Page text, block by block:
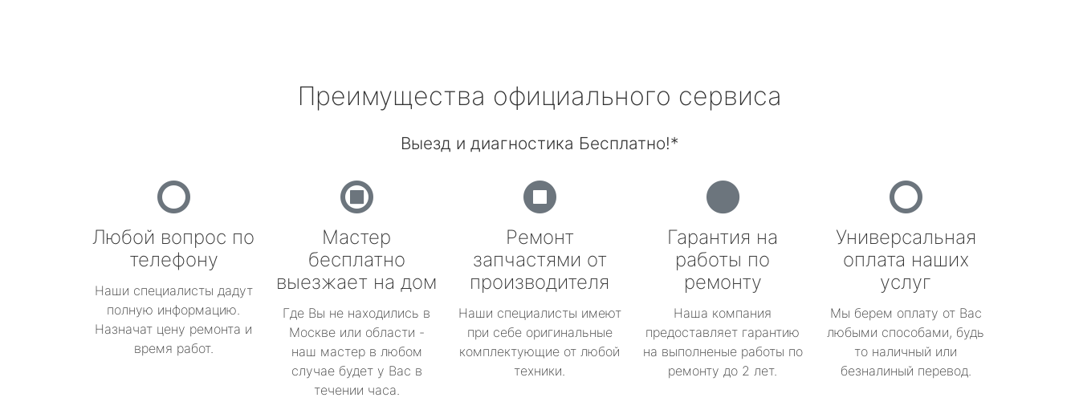
Преимущества официального сервиса
Выезд и диагностика Бесплатно!*
Любой вопрос по
телефону
Наши специалисты дадут
полную информацию.
Назначат цену ремонта и
время работ.
Мастер
бесплатно
выезжает на дом
Где Вы не находились в
Москве или области -
наш мастер в любом
случае будет у Вас в
течении часа.
Ремонт
запчастями от
производителя
Наши специалисты имеют
при себе оригинальные
комплектующие от любой
техники.
Гарантия на
работы по
ремонту
Наша компания
предоставляет гарантию
на выполненые работы по
ремонту до 2 лет.
Универсальная
оплата наших
услуг
Мы берем оплату от Вас
любыми способами, будь
то наличный или
безналиный перевод.